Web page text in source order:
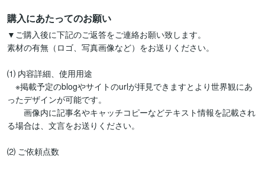
購入にあたってのお願い
▼ご購入後に下記のご返答をご連絡お願い致します。
素材の有無（ロゴ、写真画像など）をお送りください。
⑴ 内容詳細、使用用途
※掲載予定のblogやサイトのurlが拝見できますとより世界観にあ
ったデザインが可能です。
画像内に記事名やキャッチコピーなどテキスト情報を記載され
る場合は、文言をお送りください。
⑵ ご依頼点数